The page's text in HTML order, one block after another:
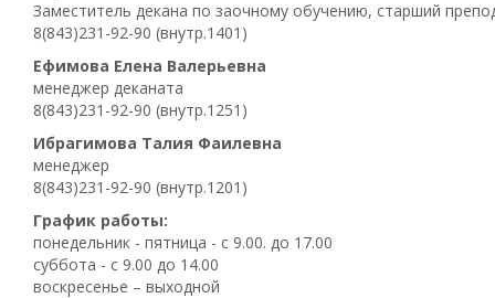
Заместитель декана по заочному обучению, старший
8(843)231-92-90 (внутр.1401)
Ефимова Елена Валерьевна
менеджер деканата
8(843)231-92-90 (внутр.1251)
Ибрагимова Талия Фаилевна
менеджер
8(843)231-92-90 (внутр.1201)
График работы:
понедельник - пятница - с 9.00. до 17.00
суббота - с 9.00 до 14.00
воскресенье – выходной